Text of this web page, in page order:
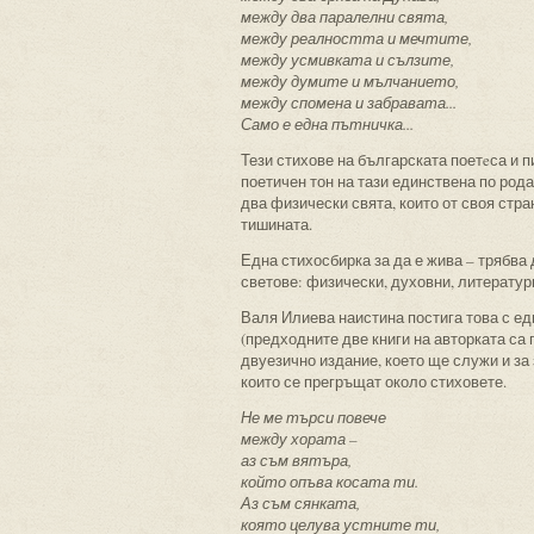
между два паралелни свята,
между реалността и мечтите,
между усмивката и сълзите,
между думите и мълчанието,
между спомена и забравата...
Само е една пътничка...
Тези стихове на българската поетeса
поетичен тон на тази единствена по
два физически свята, които от своя
тишината.
Една стихосбирка за да е жива –
светове: физически, духовни,
Валя Илиева наистина постига това с
(предходните две книги на авторката
двуезично издание, което ще служи и
които се прегръщат около стиховете.
Не ме търси повече
между хората –
аз съм вятъра,
който опъва косата ти.
Аз съм сянката,
която целува устните ти,